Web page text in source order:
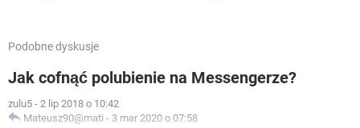
Podobne dyskusje
Jak cofnąć polubienie na Messengerze?
zulu5 - 2 lip 2018 o 10:42
Mateusz90@mati - 3 mar 2020 o 07:58